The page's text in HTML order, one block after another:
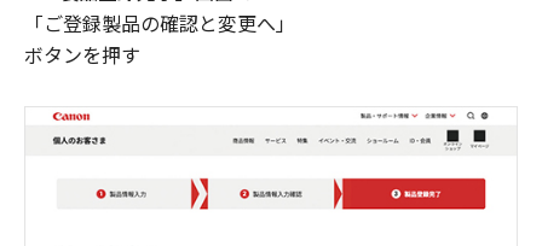
「ご登録製品の確認と変更へ」
ボタンを押す